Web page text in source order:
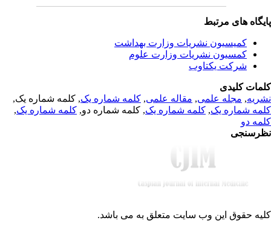
های مرتبط
کمیسیون نشریات وزارت بهداشت
کمسیون نشریات وزارت علوم
شرکت یکتاوب
کلیدی
,مجله علمی, مقاله علمی, کلمه شماره یک, کلمه شماره یک,
شماره یک,کلمه شماره یک, کلمه شماره دو,کلمه شماره یک,
دو
حقوق این وب سایت متعلق بهمی باشد.